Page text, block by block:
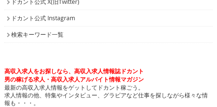
高収入求人をお探しなら、高収入求人情報誌ドカント
報も・・・。
高収入バイトの求人情報ならお任せください！
ドカントでは、エリア別・業種別に高収入バイト情報を幅広く掲載しております。
注目のピックアップ求人も定期的に更新して参りますので、是非チェックしてみてください。